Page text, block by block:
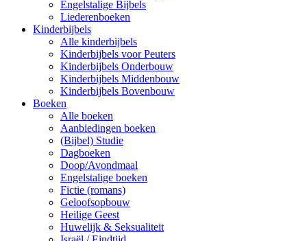
Engelstalige Bijbels
Liederenboeken
Kinderbijbels
Alle kinderbijbels
Kinderbijbels voor Peuters
Kinderbijbels Onderbouw
Kinderbijbels Middenbouw
Kinderbijbels Bovenbouw
Boeken
Alle boeken
Aanbiedingen boeken
(Bijbel) Studie
Dagboeken
Doop/Avondmaal
Engelstalige boeken
Fictie (romans)
Geloofsopbouw
Heilige Geest
Huwelijk & Seksualiteit